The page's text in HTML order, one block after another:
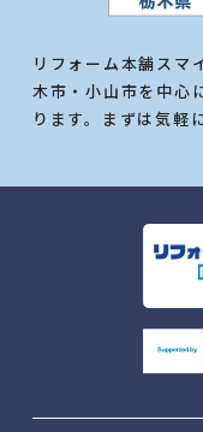
リフォーム本舗スマ
木市・小山市を中心
ります。まずは気軽